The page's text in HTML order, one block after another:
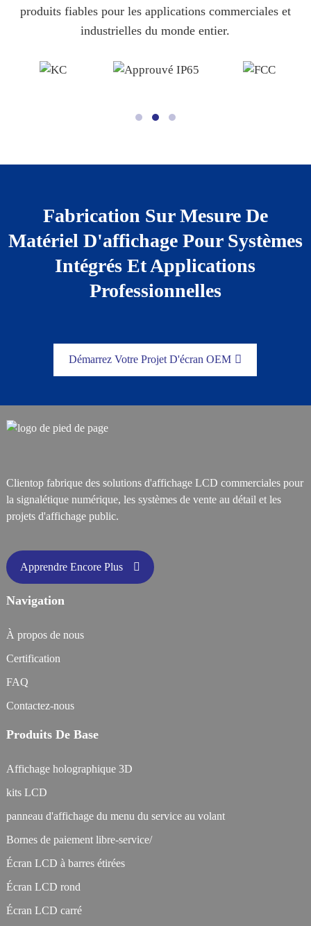
produits fiables pour les applications commerciales et
industrielles du monde entier.
Fabrication Sur Mesure De
Matériel D'affichage Pour Systèmes
Intégrés Et Applications
Professionnelles
Démarrez Votre Projet D'écran OEM
Clientop fabrique des solutions d'affichage LCD commerciales pour
la signalétique numérique, les systèmes de vente au détail et les
projets d'affichage public.
Apprendre Encore Plus
Navigation
À propos de nous
Certification
FAQ
Contactez-nous
Produits De Base
Affichage holographique 3D
kits LCD
panneau d'affichage du menu du service au volant
Bornes de paiement libre-service/
Écran LCD à barres étirées
Écran LCD rond
Écran LCD carré